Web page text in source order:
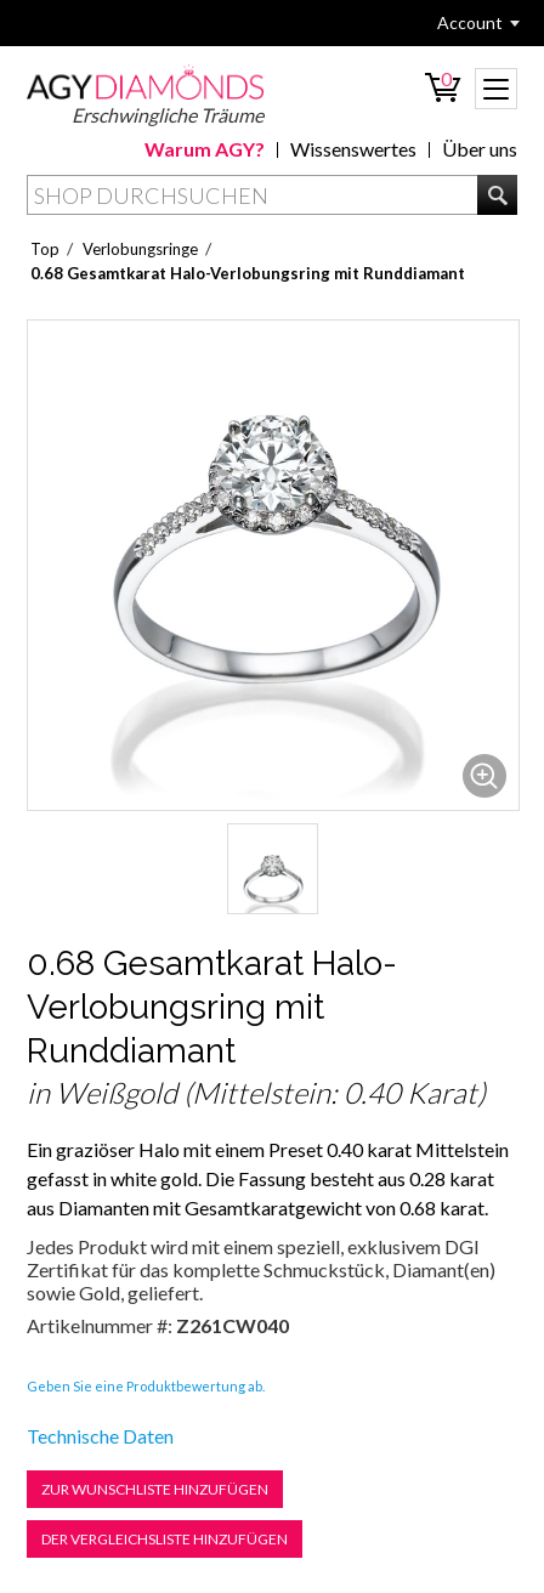
Account
Erschwingliche Träume
0
Über uns
Wissenswertes
Warum AGY?
Top / Verlobungsringe /
0.68 Gesamtkarat Halo-Verlobungsring mit Runddiamant
0.68 Gesamtkarat Halo-
Verlobungsring mit
Runddiamant
in Weißgold (Mittelstein: 0.40 Karat)
Ein graziöser Halo mit einem Preset 0.40 karat Mittelstein
gefasst in white gold. Die Fassung besteht aus 0.28 karat
aus Diamanten mit Gesamtkaratgewicht von 0.68 karat.
Jedes Produkt wird mit einem speziell, exklusivem DGI
Zertifikat für das komplette Schmuckstück, Diamant(en)
sowie Gold, geliefert.
Artikelnummer #: Z261CW040
Geben Sie eine Produktbewertung ab.
Technische Daten